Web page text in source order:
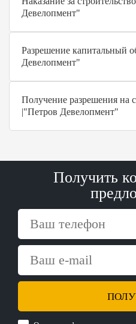
Девелопмент"
Разрешение капитальный
Девелопмент"
Получение разрешения на
|"Петров Девелопмент"
Получить